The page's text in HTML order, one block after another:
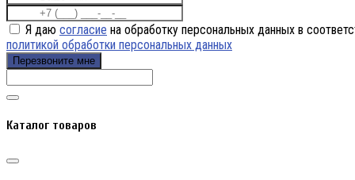
Я даю согласие на обработку персональных данных в
политикой обработки персональных данных
Перезвоните мне
Каталог товаров